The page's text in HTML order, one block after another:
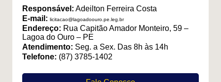
Responsável: Adeilton Ferreira Costa
E-mail: licitacao@lagoadoouro.pe.leg.br
Endereço: Rua Capitão Amador Monteiro, 59 –
Lagoa do Ouro – PE
Atendimento: Seg. a Sex. Das 8h às 14h
Telefone: (87) 3785-1402